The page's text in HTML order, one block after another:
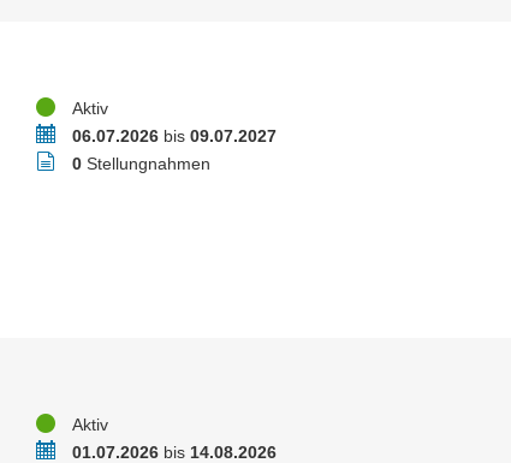
StatusAktiv
Zeitraum06.07.2026 bis09.07.2027
Stellungnahmen
0 Stellungnahmen
StatusAktiv
Zeitraum01.07.2026 bis 14.08.2026